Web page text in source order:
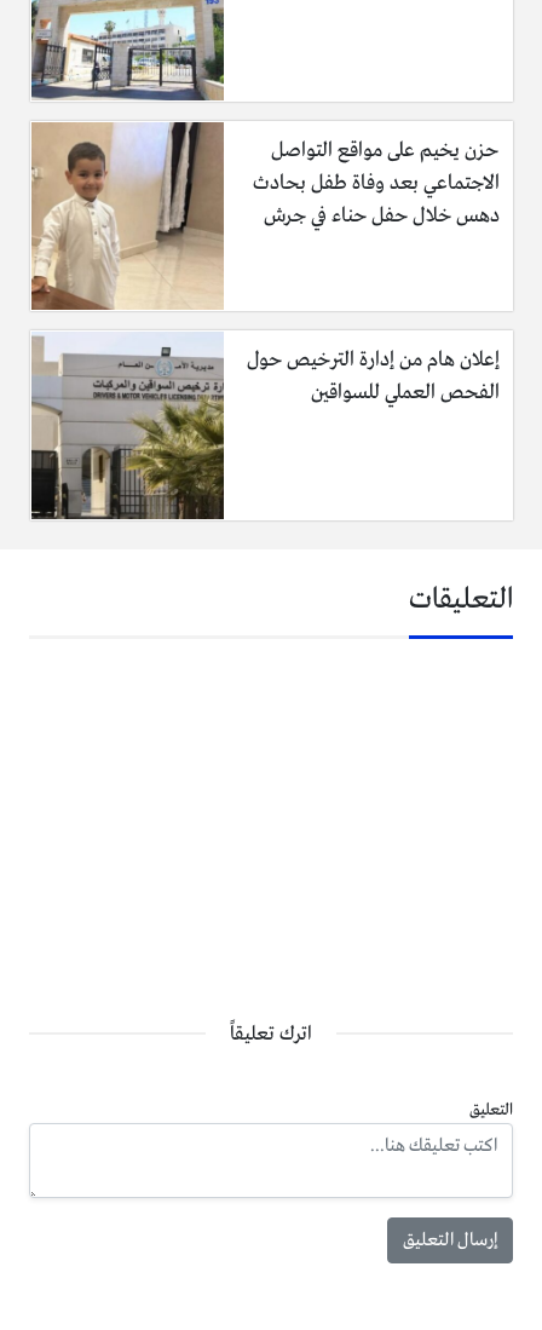
حزن يخيم على مواقع التواصل
الاجتماعي بعد وفاة طفل بحادث
دهس خلال حفل حناء في جرش
إعلان هام من إدارة الترخيص حول
الفحص العملي للسواقين
التعليقات
اترك تعليقاً
التعليق